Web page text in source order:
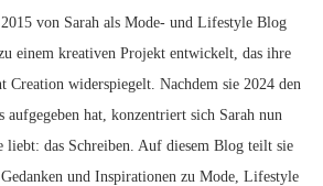
von Sarah als Mode- und Lifestyle Blog
einem kreativen Projekt entwickelt, das ihre
Creation widerspiegelt. Nachdem sie 2024 den
aufgegeben hat, konzentriert sich Sarah nun
liebt: das Schreiben. Auf diesem Blog teilt sie
und Inspirationen zu Mode, Lifestyle